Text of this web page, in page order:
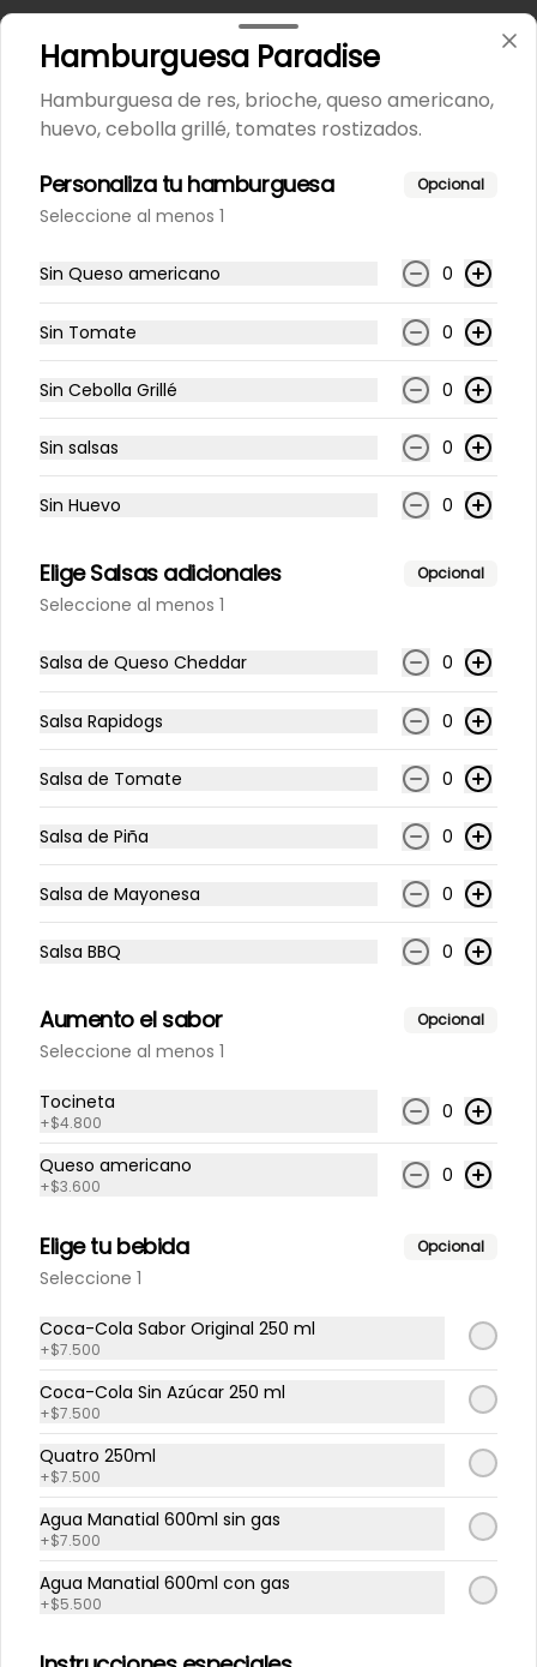
Coca-Cola Sin Azúcar 250
Coca-cola Sin Azúcar 250ml
$7.500
Fuze Tea Durazno 400ML
Fuze Tea Durazno 400ML
Fuze Tea Limón 400ML
Kola Roman 250ml
Conócenos
Despacho
Términos y condiciones
Política de privacidad
Redes sociales
Instagram
Hamburguesa Paradise
Hamburguesa de res, brioche, queso americano,
huevo, cebolla grillé, tomates rostizados.
Personaliza tu hamburguesa Opcional
Seleccione al menos 1
Sin Queso americano 0
Sin Tomate 0
Sin Cebolla Grillé 0
Sin salsas 0
Sin Huevo 0
Elige Salsas adicionales Opcional
Seleccione al menos 1
Salsa de Queso Cheddar 0
Salsa Rapidogs 0
Salsa de Tomate 0
Salsa de Piña 0
Salsa de Mayonesa 0
Salsa BBQ 0
Aumento el sabor Opcional
Seleccione al menos 1
Tocineta
+$4.800 0
Queso americano
+$3.600 0
Elige tu bebida Opcional
Seleccione 1
Coca-Cola Sabor Original 250 ml
+$7.500
Coca-Cola Sin Azúcar 250 ml
+$7.500
Quatro 250ml
+$7.500
Agua Manatial 600ml sin gas
+$7.500
Agua Manatial 600ml con gas
+$5.500